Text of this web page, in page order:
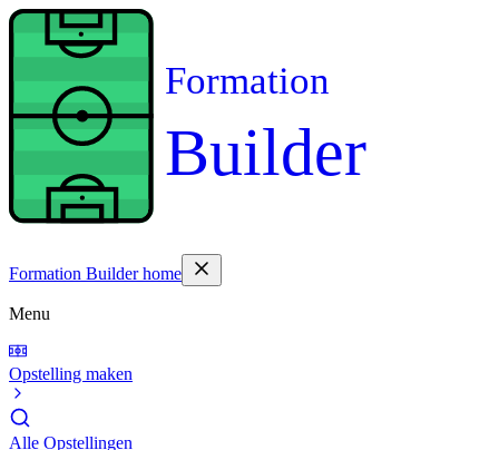
Formation
Builder
Formation Builder home
Menu
Opstelling maken
Alle Opstellingen